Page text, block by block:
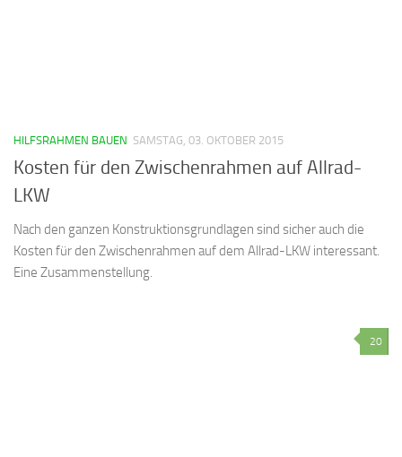
HILFSRAHMEN BAUEN SAMSTAG, 03. OKTOBER 2015
Kosten für den Zwischenrahmen auf Allrad-
LKW
Nach den ganzen Konstruktionsgrundlagen sind sicher auch die
Kosten für den Zwischenrahmen auf dem Allrad-LKW interessant.
Eine Zusammenstellung.
20